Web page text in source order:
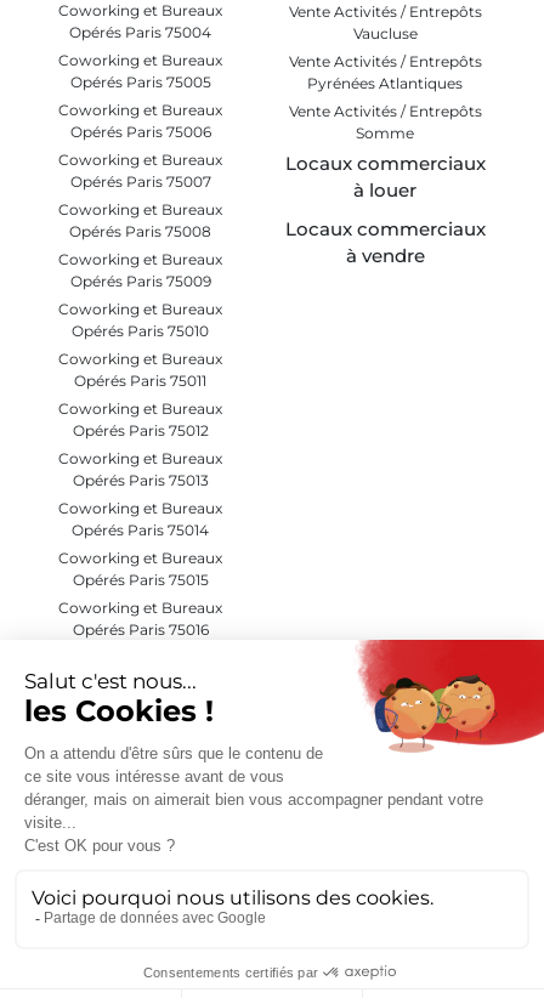
Coworking et Bureaux
Opérés Paris 75004
Coworking et Bureaux
Opérés Paris 75005
Coworking et Bureaux
Opérés Paris 75006
Coworking et Bureaux
Opérés Paris 75007
Coworking et Bureaux
Opérés Paris 75008
Coworking et Bureaux
Opérés Paris 75009
Coworking et Bureaux
Opérés Paris 75010
Coworking et Bureaux
Opérés Paris 75011
Coworking et Bureaux
Opérés Paris 75012
Coworking et Bureaux
Opérés Paris 75013
Coworking et Bureaux
Opérés Paris 75014
Coworking et Bureaux
Opérés Paris 75015
Coworking et Bureaux
Opérés Paris 75016
Opérés Paris 75017
Coworking et Bureaux
Coworking et Bureaux
Opérés Paris 75019
Coworking et Bureaux
Opérés Paris 75020
Coworking et Bureaux
Vente Activités / Entrepôts
Vaucluse
Vente Activités / Entrepôts
Pyrénées Atlantiques
Vente Activités / Entrepôts
Somme
Locaux commerciaux
à louer
Locaux commerciaux
à vendre